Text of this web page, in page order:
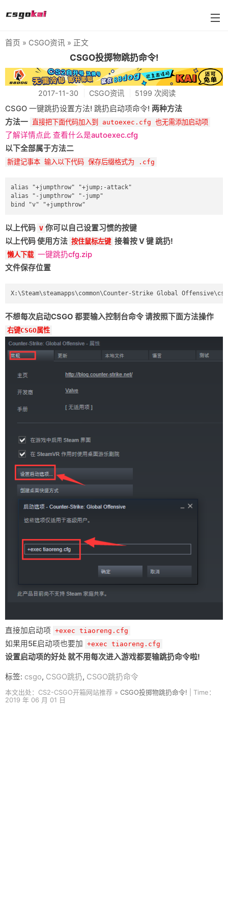
farmskins
88dog
flamecases
88hash-jp
首页 » CSGO资讯 » 正文
CSGO投掷物跳扔命令!
2017-11-30 CSGO资讯 5199 次阅读
CSGO 一键跳扔设置方法! 跳扔启动项命令! 两种方法
方法一
直接把下面代码加入到 autoexec.cfg 也无需添加启动项
了解详情点此 查看什么是autoexec.cfg
以下全部属于方法二
新建记事本 输入以下代码 保存后缀格式为 .cfg
alias "+jumpthrow" "+jump;-attack"
alias "-jumpthrow" "-jump"
以上代码 V 你可以自己设置习惯的按键
以上代码 使用方法 按住鼠标左键 接着按 V 键 跳扔!
懒人下载 一键跳扔cfg.zip
文件保存位置
不想每次启动CSGO 都要输入控制台命令 请按照下面方法操作
右键CSGO属性
直接加启动项 +exec tiaoreng.cfg
如果用5E启动项也要加 +exec tiaoreng.cfg
设置启动项的好处 就不用每次进入游戏都要输跳扔命令啦!
标签: csgo, CSGO跳扔, CSGO跳扔命令
本文出处：CS2-CSGO开箱网站推荐 » CSGO投掷物跳扔命令! | Time：
2019 年 06 月 01 日